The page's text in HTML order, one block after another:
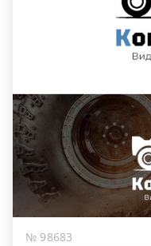
№ 98683